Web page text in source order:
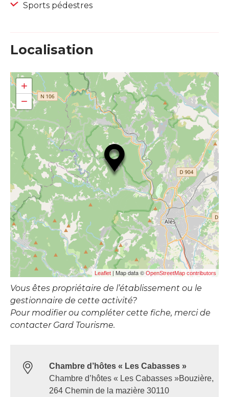
Sports pédestres
Localisation
+
−
Leaflet | Map data © OpenStreetMap contributors
Vous êtes propriétaire de l’établissement ou le
gestionnaire de cette activité?
Pour modifier ou compléter cette fiche, merci de
contacter Gard Tourisme.
Chambre d’hôtes « Les Cabasses »
Chambre d’hôtes « Les Cabasses »Bouzière,
264 Chemin de la mazière 30110